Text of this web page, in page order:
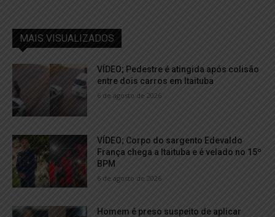
MAIS VISUALIZADOS
VÍDEO; Pedestre é atingida após colisão
entre dois carros em Itaituba
6 de agosto de 2026
VÍDEO; Corpo do sargento Edevaldo
França chega a Itaituba e é velado no 15º
BPM
6 de agosto de 2026
Homem é preso suspeito de aplicar